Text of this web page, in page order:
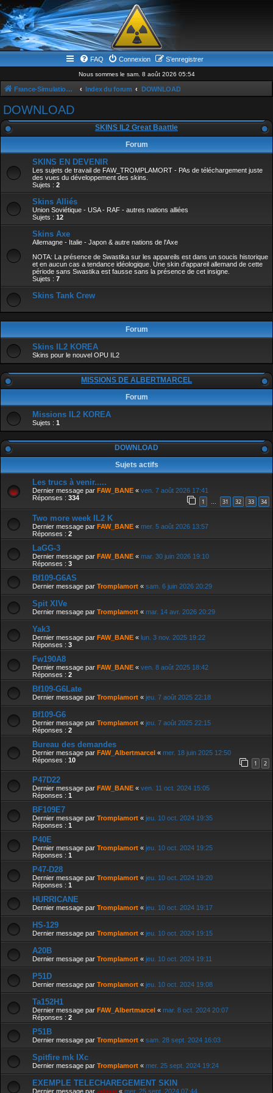
FAQ Connexion S’enregistrer
Nous sommes le sam. 8 août 2026 05:54
France-Simulation / Simulation-france-magazine.com Index du forum DOWNLOAD
DOWNLOAD
SKINS IL2 Great Baattle
Forum
SKINS EN DEVENIR
Les sujets de travail de FAW_TROMPLAMORT - PAs de téléchargement juste
des vues du développement des skins.
Sujets : 2
Skins Alliés
Union Soviétique - USA - RAF - autres nations alliées
Sujets : 12
Skins Axe
Allemagne - Italie - Japon & autre nations de l'Axe
NOTA: La présence de Swastika sur les appareils est dans un soucis historique
et en aucun cas a tendance idéologique. Une skin d'appareil allemand de cette
période sans Swastika est fausse sans la présence de cet insigne.
Sujets : 7
Skins Tank Crew
Forum
Skins IL2 KOREA
Skins pour le nouvel OPU IL2
MISSIONS DE ALBERTMARCEL
Forum
Missions IL2 KOREA
Sujets : 1
DOWNLOAD
Sujets actifs
Les trucs à venir.....
Dernier message par FAW_BANE « ven. 7 août 2026 17:41
Réponses : 334 1 … 31 32 33 34
Two more week IL2 K
Dernier message par FAW_BANE « mer. 5 août 2026 13:57
Réponses : 2
LaGG-3
Dernier message par FAW_BANE « mar. 30 juin 2026 19:10
Réponses : 3
Bf109-G6AS
Dernier message par Tromplamort « sam. 6 juin 2026 20:29
Spit XIVe
Dernier message par Tromplamort « mar. 14 avr. 2026 20:29
Yak3
Dernier message par FAW_BANE « lun. 3 nov. 2025 19:22
Réponses : 3
Fw190A8
Dernier message par FAW_BANE « ven. 8 août 2025 18:42
Réponses : 2
Bf109-G6Late
Dernier message par Tromplamort « jeu. 7 août 2025 22:18
Bf109-G6
Dernier message par Tromplamort « jeu. 7 août 2025 22:15
Réponses : 2
Bureau des demandes
Dernier message par FAW_Albertmarcel « mer. 18 juin 2025 12:50
Réponses : 10 1 2
P47D22
Dernier message par FAW_BANE « ven. 11 oct. 2024 15:05
Réponses : 1
BF109E7
Dernier message par Tromplamort « jeu. 10 oct. 2024 19:35
Réponses : 1
P40E
Dernier message par Tromplamort « jeu. 10 oct. 2024 19:25
Réponses : 1
P47-D28
Dernier message par Tromplamort « jeu. 10 oct. 2024 19:20
Réponses : 1
HURRICANE
Dernier message par Tromplamort « jeu. 10 oct. 2024 19:17
HS-129
Dernier message par Tromplamort « jeu. 10 oct. 2024 19:15
A20B
Dernier message par Tromplamort « jeu. 10 oct. 2024 19:11
P51D
Dernier message par Tromplamort « jeu. 10 oct. 2024 19:08
Ta152H1
Dernier message par FAW_Albertmarcel « mar. 8 oct. 2024 20:07
Réponses : 2
P51B
Dernier message par Tromplamort « sam. 28 sept. 2024 16:03
Spitfire mk IXc
Dernier message par Tromplamort « mer. 25 sept. 2024 19:24
EXEMPLE TELECHAREGEMENT SKIN
Dernier message par admin « mer. 25 sept. 2024 07:44